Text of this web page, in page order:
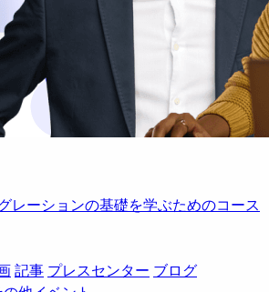
ーションの基礎を学ぶためのコース
記事 プレスセンター ブログ